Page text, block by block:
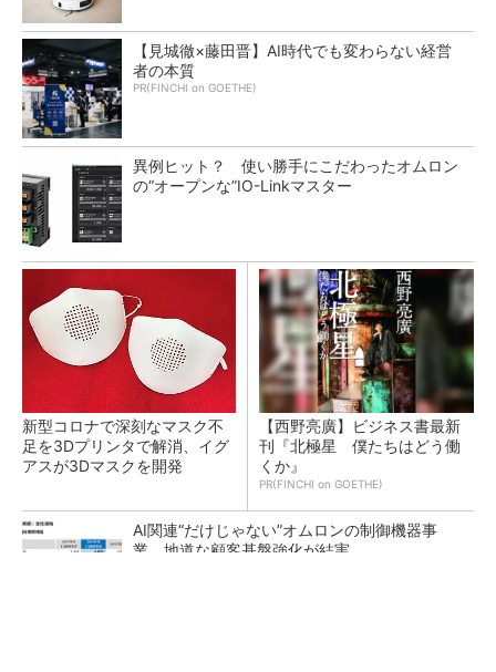
【見城徹×藤田晋】AI時代でも変わらない経営
者の本質
PR(FINCHI on GOETHE)
異例ヒット？ 使い勝手にこだわったオムロン
の“オープンな”IO-Linkマスター
新型コロナで深刻なマスク不
足を3Dプリンタで解消、イグ
アスが3Dマスクを開発
【西野亮廣】ビジネス書最新
刊『北極星 僕たちはどう働
くか』
PR(FINCHI on GOETHE)
AI関連“だけじゃない”オムロンの制御機器事
業、地道な顧客基盤強化が結実